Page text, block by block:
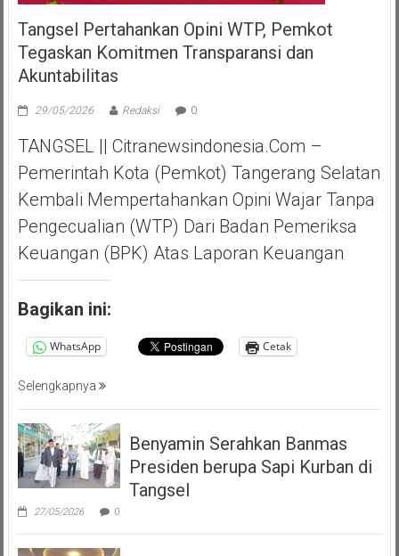
Tangsel Pertahankan Opini WTP, Pemkot
Tegaskan Komitmen Transparansi dan
Akuntabilitas
29/05/2026 Redaksi 0
TANGSEL || Citranewsindonesia.com –
Pemerintah Kota (Pemkot) Tangerang Selatan
Kembali Mempertahankan Opini Wajar Tanpa
Pengecualian (WTP) Dari Badan Pemeriksa
Keuangan (BPK) Atas Laporan Keuangan
Bagikan ini:
WhatsApp Cetak
Selengkapnya
Benyamin Serahkan Banmas
Presiden berupa Sapi Kurban di
Tangsel
27/05/2026 0